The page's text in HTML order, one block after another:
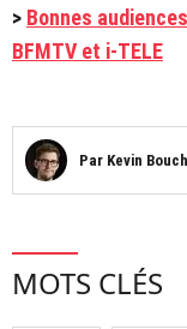
> Bonnes
BFMTV et i-TELE
Par Kevin
MOTS CLÉS